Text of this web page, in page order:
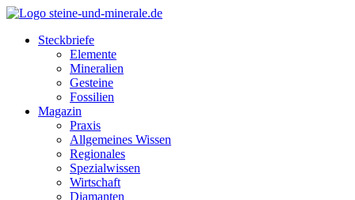
Steckbriefe
Elemente
Mineralien
Gesteine
Fossilien
Magazin
Praxis
Allgemeines Wissen
Regionales
Spezialwissen
Wirtschaft
Diamanten